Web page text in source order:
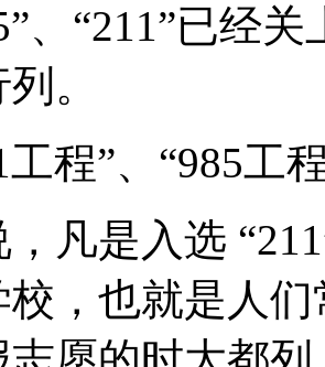
、“211”已经
。
程”、“985工
凡是入选
，也就是人